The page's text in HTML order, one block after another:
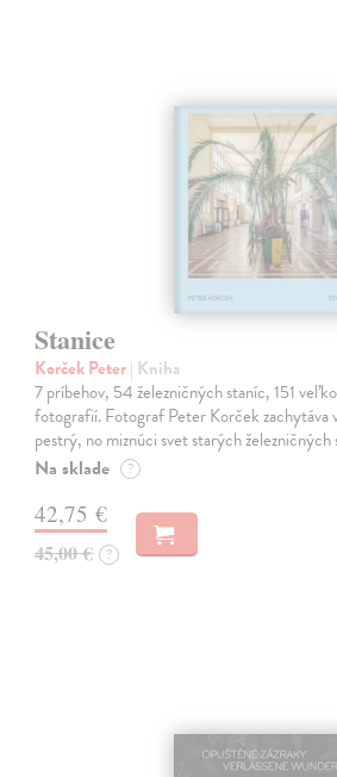
Stanice
Korček Peter| Kniha
7 príbehov, 54 železničných staníc, 151
fotografií. Fotograf Peter Korček zachytáva
pestrý, no miznúci svet starých
Na sklade ?
42,75 €
45,00 € ?